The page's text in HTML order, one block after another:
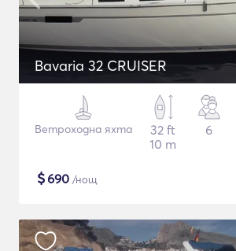
Bavaria 32 CRUISER
Ветроходна яхта
32 ft
10 m
6
$690 /нощ